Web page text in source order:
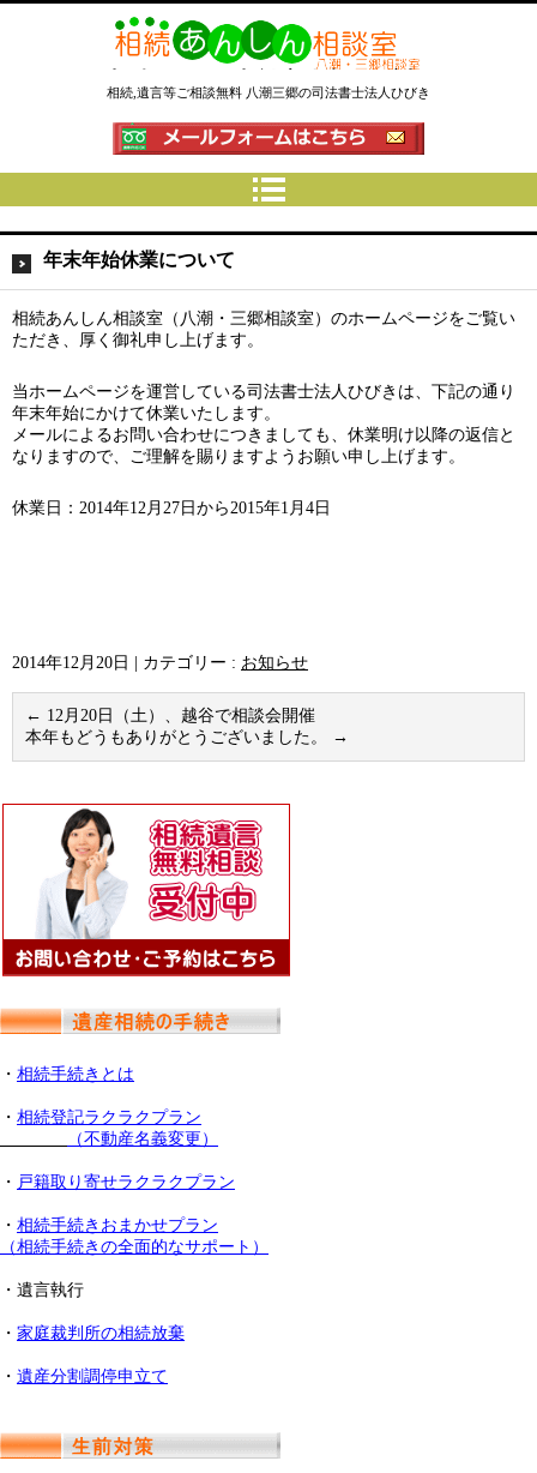
相続あんしん相談室八潮三郷│相
続手続 名義変更 遺言なら埼玉県
の司法書士法人ひびき
相続,遺言等ご相談無料 八潮三郷の司法書士法人ひびき
年末年始休業について
相続あんしん相談室（八潮・三郷相談室）のホームページをご覧い
ただき、厚く御礼申し上げます。
当ホームページを運営している司法書士法人ひびきは、下記の通り
年末年始にかけて休業いたします。
メールによるお問い合わせにつきましても、休業明け以降の返信と
なりますので、ご理解を賜りますようお願い申し上げます。
休業日：2014年12月27日から2015年1月4日
2014年12月20日 カテゴリー : お知らせ
← 12月20日（土）、越谷で相談会開催
本年もどうもありがとうございました。
→
・ 相続手続きとは
・ 相続登記ラクラクプラン
（不動産名義変更）
・ 戸籍取り寄せラクラクプラン
・ 相続手続きおまかせプラン
（相続手続きの全面的なサポート）
・遺言執行
・ 家庭裁判所の相続放棄
・ 遺産分割調停申立て